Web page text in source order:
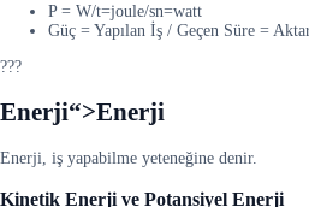
P = W/t=joule/sn=watt
Güç = Yapılan İş / Geçen Süre =
???
Enerji“>Enerji
Enerji, iş yapabilme yeteneğine denir.
Kinetik Enerji ve Potansiyel Enerji